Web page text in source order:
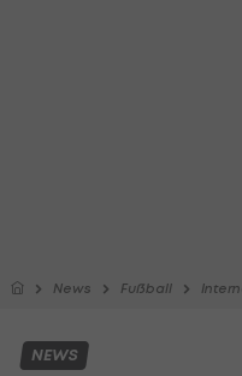
News Fußball
NEWS